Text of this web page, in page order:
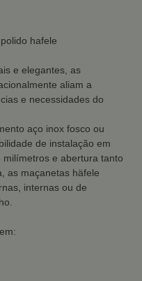
hafele
e elegantes, as
aliam a
e necessidades do
aço inox fosco ou
de instalação em
e abertura tanto
as maçanetas häfele
internas ou de